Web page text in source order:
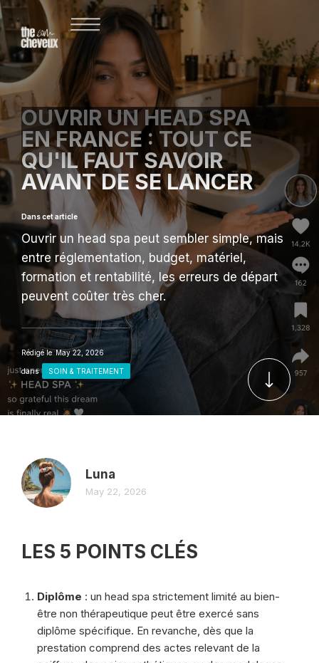
OUVRIR UN HEAD SPA
EN FRANCE : TOUT CE
QU'IL FAUT SAVOIR
AVANT DE SE LANCER
Dans cet article
Ouvrir un head spa peut sembler simple, mais
entre réglementation, budget, matériel,
formation et rentabilité, les erreurs de départ
peuvent coûter très cher.
Rédigé le May 22, 2026
dans SOIN & TRAITEMENT
Luna
May 22, 2026
LES 5 POINTS CLÉS
Diplôme : un head spa strictement limité au bien-
être non thérapeutique peut être exercé sans
diplôme spécifique. En revanche, dès que la
prestation comprend des actes relevant de la